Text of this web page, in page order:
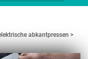
abkantpressen